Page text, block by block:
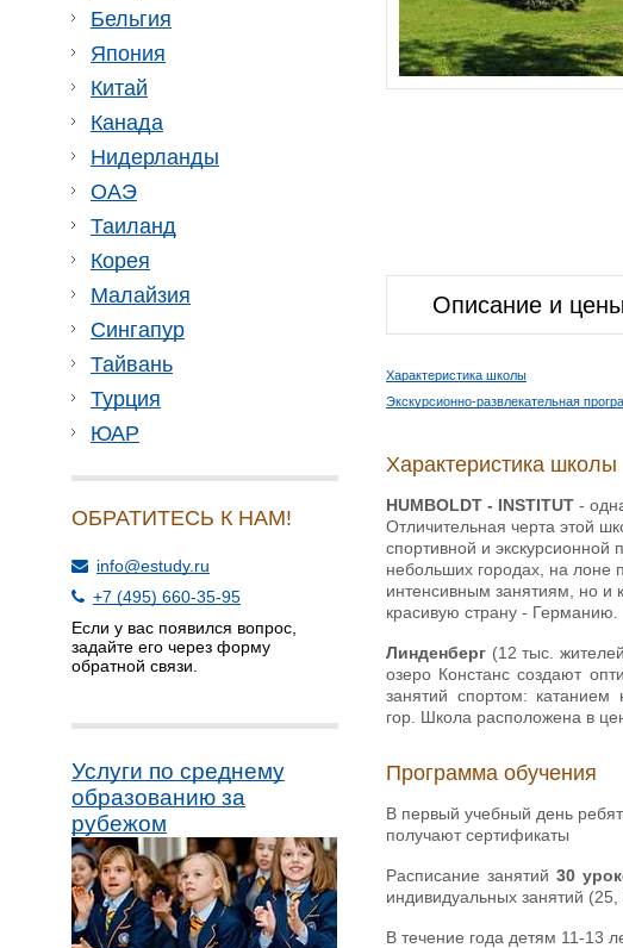
Бельгия
Япония
Китай
Канада
Нидерланды
ОАЭ
Таиланд
Корея
Малайзия
Сингапур
Тайвань
Турция
ЮАР
ОБРАТИТЕСЬ К НАМ!
info@estudy.ru
+7 (495) 660-35-95
Если у вас появился вопрос,
задайте его через форму
обратной связи.
Услуги по среднему
образованию за
рубежом
Описание и цены
Характеристика школы
Экскурсионно-развлекательная
Характеристика школы
HUMBOLDT - INSTITUT -
Отличительная черта этой
спортивной и
небольших городах, на лоне
интенсивным занятиям, но и
красивую страну - Германию.
Линденберг (12 тыс.
озеро Констанс создают
занятий спортом:
гор. Школа расположена в
Программа обучения
В первый учебный день
получают сертификаты
Расписание занятий 30
индивидуальных занятий
В течение года детям 11-13